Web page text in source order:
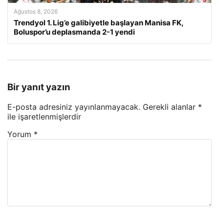
Ağustos 8, 2026
Trendyol 1. Lig’e galibiyetle başlayan Manisa FK,
Boluspor’u deplasmanda 2-1 yendi
Bir yanıt yazın
E-posta adresiniz yayınlanmayacak. Gerekli alanlar *
ile işaretlenmişlerdir
Yorum *